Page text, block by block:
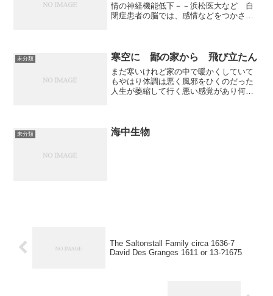
情の神経機能低下－－浜松医大など 自
閉症患者の脳では、感情などをつかさど
た。 自閉症の治療や予防に役...
未分類 寒空に 鄙の家から 飛び立たん
まだ寒いけれど家の中で暖かくしていて
もやはり体調は悪く風邪をひくのだった
人生が萎縮して行く悪い感覚があり何と
極的に探して手に入れよう...
未分類 海中生物
The Saltonstall Family circa 1636-7
David Des Granges 1611 or 13-?1675